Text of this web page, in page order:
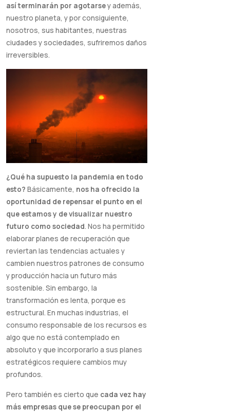
así terminarán por agotarsey además,
nuestro planeta, y por consiguiente,
nosotros, sus habitantes, nuestras
ciudades y sociedades, sufriremos daños
irreversibles.
¿Qué ha supuesto la pandemia en todo
esto? Básicamente, nos ha ofrecido la
oportunidad de repensar el punto en el
que estamos y de visualizar nuestro
futuro como sociedad. Nos ha permitido
elaborar planes de recuperación que
reviertan las tendencias actuales y
cambien nuestros patrones de consumo
y producción hacia un futuro más
sostenible. Sin embargo, la
transformación es lenta, porque es
estructural. En muchas industrias, el
consumo responsable de los recursos es
algo que no está contemplado en
absoluto y que incorporarlo a sus planes
estratégicos requiere cambios muy
profundos.
Pero también es cierto que cada vez hay
más empresas que se preocupan por el